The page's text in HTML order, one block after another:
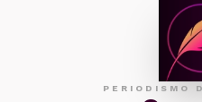
PERIODISMO